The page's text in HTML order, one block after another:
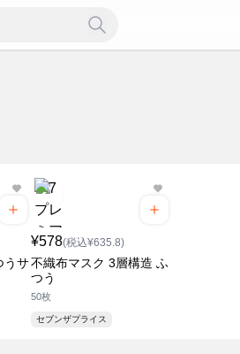
うサ
¥578(税込¥635.8)
不織布マスク 3層構造 ふ
つう
50枚
セブンザプライス